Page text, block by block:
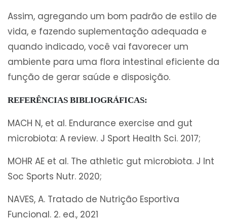
Assim, agregando um bom padrão de estilo de
vida, e fazendo suplementação adequada e
quando indicado, você vai favorecer um
ambiente para uma flora intestinal eficiente da
função de gerar saúde e disposição.
REFERÊNCIAS BIBLIOGRÁFICAS:
MACH N, et al. Endurance exercise and gut
microbiota: A review. J Sport Health Sci. 2017;
MOHR AE et al. The athletic gut microbiota. J Int
Soc Sports Nutr. 2020;
NAVES, A. Tratado de Nutrição Esportiva
Funcional. 2. ed., 2021